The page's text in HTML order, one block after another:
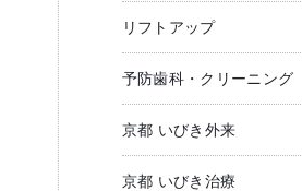
リフトアップ
予防歯科・クリーニング
京都 いびき外来
京都 いびき治療